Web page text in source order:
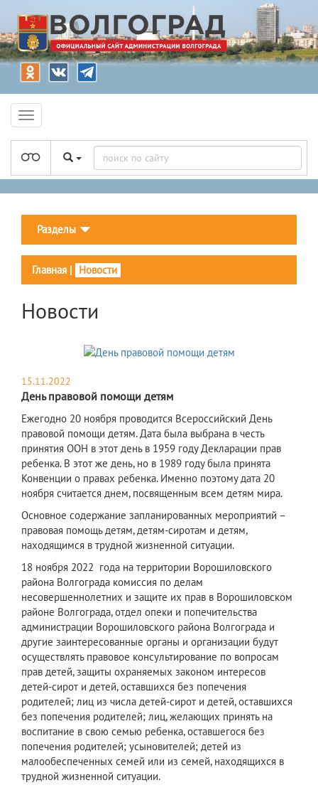
Разделы
Главная | Новости
Новости
15.11.2022
День правовой помощи детям
Ежегодно 20 ноября проводится Всероссийский День
правовой помощи детям. Дата была выбрана в честь
принятия ООН в этот день в 1959 году Декларации прав
ребенка. В этот же день, но в 1989 году была принята
Конвенции о правах ребенка. Именно поэтому дата 20
ноября считается днем, посвященным всем детям мира.
Основное содержание запланированных мероприятий –
правовая помощь детям, детям-сиротам и детям,
находящимся в трудной жизненной ситуации.
18 ноября 2022 года на территории Ворошиловского
района Волгограда комиссия по делам
несовершеннолетних и защите их прав в Ворошиловском
районе Волгограда, отдел опеки и попечительства
администрации Ворошиловского района Волгограда и
другие заинтересованные органы и организации будут
осуществлять правовое консультирование по вопросам
прав детей, защиты охраняемых законом интересов
детей-сирот и детей, оставшихся без попечения
родителей; лиц из числа детей-сирот и детей, оставшихся
без попечения родителей; лиц, желающих принять на
воспитание в свою семью ребенка, оставшегося без
попечения родителей; усыновителей; детей из
малообеспеченных семей или из семей, находящихся в
трудной жизненной ситуации.